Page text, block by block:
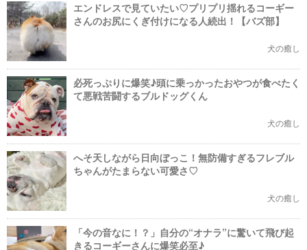
エンドレスで見ていたい♡プリプリ揺れるコーギー
さんのお尻にくぎ付けになる人続出！【バズ部】
犬の癒し
必死っぷりに爆笑♪頭に乗っかったおやつが食べたく
て悪戦苦闘するブルドッグくん
犬の癒し
へそ天しながら日向ぼっこ！無防備すぎるフレブル
ちゃんがたまらない可愛さ♡
犬の癒し
「今の音なに！？」自分の“オナラ”に驚いて飛び起
きるコーギーさんに爆笑必至♪